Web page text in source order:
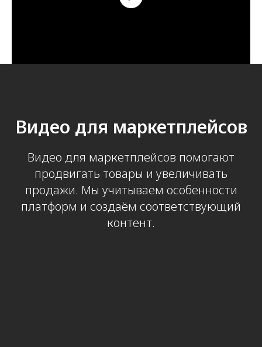
Видео для маркетплейсов
Видео для маркетплейсов помогают
продвигать товары и увеличивать
продажи. Мы учитываем особенности
платформ и создаём соответствующий
контент.